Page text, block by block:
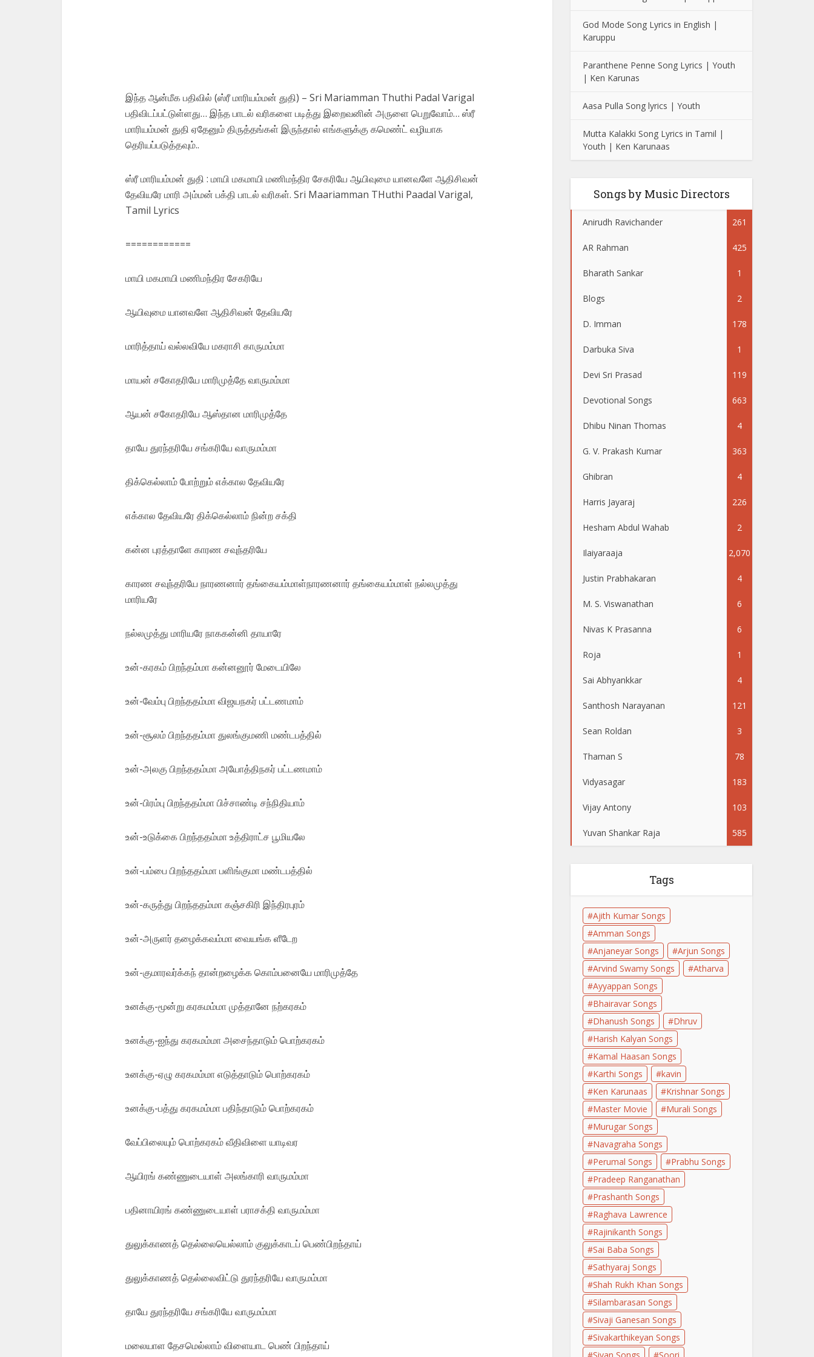
இந்த ஆன்மீக பதிவில் (ஸ்ரீ மாரியம்மன் துதி) – Sri Mariamman Thuthi Padal Varigal
பதிவிடப்பட்டுள்ளது… இந்த பாடல் வரிகளை படித்து இறைவனின் அருளை பெறுவோம்… ஸ்ரீ
மாரியம்மன் துதி ஏதேனும் திருத்தங்கள் இருந்தால் எங்களுக்கு கமெண்ட் வழியாக
தெரியப்படுத்தவும்..
ஸ்ரீ மாரியம்மன் துதி ‍: மாயி மகமாயி மணிமந்திர சேகரியே ஆயிவுமை யானவளே ஆதிசிவன்
தேவியரே மாரி அம்மன் பக்தி பாடல் வரிகள். Sri Maariamman THuthi Paadal Varigal,
Tamil Lyrics
============
மாயி மகமாயி மணிமந்திர சேகரியே
ஆயிவுமை யானவளே ஆதிசிவன் தேவியரே
மாரித்தாய் வல்லவியே மகராசி காருமம்மா
மாயன் சகோதரியே மாரிமுத்தே வாருமம்மா
ஆயன் சகோதரியே ஆஸ்தான மாரிமுத்தே
தாயே துரந்தரியே சங்கரியே வாருமம்மா
திக்கெல்லாம் போற்றும் எக்கால தேவியரே
எக்கால தேவியரே திக்கெல்லாம் நின்ற சக்தி
கன்ன புரத்தாளே காரண சவுந்தரியே
காரண சவுந்தரியே நாரணனார் தங்கையம்மாள்நாரணனார் தங்கையம்மாள் நல்லமுத்து
மாரியரே
நல்லமுத்து மாரியரே நாககன்னி தாயாரே
உன்-கரகம் பிறந்தம்மா கன்னனூர் மேடையிலே
உன்-வேம்பு பிறந்ததம்மா விஜயநகர் பட்டணமாம்
உன்-சூலம் பிறந்ததம்மா துலங்குமணி மண்டபத்தில்
உன்-அலகு பிறந்ததம்மா அயோத்திநகர் பட்டணமாம்
உன்-பிரம்பு பிறந்ததம்மா பிச்சாண்டி சந்நிதியாம்
உன்-உடுக்கை பிறந்ததம்மா உத்திராட்ச பூமியலே
உன்-பம்பை பிறந்ததம்மா பளிங்குமா மண்டபத்தில்
உன்-கருத்து பிறந்ததம்மா கஞ்சகிரி இந்திரபுரம்
உன்-அருளர் தழைக்கவம்மா வையங்க ளீடேற
உன்-குமாரவர்க்கந் தான்றழைக்க கொம்பனையே மாரிமுத்தே
உனக்கு-மூன்று கரகமம்மா முத்தானே நற்கரகம்
உனக்கு-ஐந்து கரகமம்மா அசைந்தாடும் பொற்கரகம்
உனக்கு-ஏழு கரகமம்மா எடுத்தாடும் பொற்கரகம்
உனக்கு-பத்து கரகமம்மா பதிந்தாடும் பொற்கரகம்
வேப்பிலையும் பொற்கரகம் வீதிவிளை யாடிவர
ஆயிரங் கண்ணுடையாள் அலங்காரி வாருமம்மா
பதினாயிரங் கண்ணுடையாள் பராசக்தி வாருமம்மா
துலுக்காணத் தெல்லையெல்லாம் குலுக்காடப் பெண்பிறந்தாய்
துலுக்காணத் தெல்லைவிட்டு துரந்தரியே வாருமம்மா
தாயே துரந்தரியே சங்கரியே வாருமம்மா
மலையாள தேசமெல்லாம் விளையாட பெண் பிறந்தாய்
God Mode Song Lyrics in English |
Karuppu
Paranthene Penne Song Lyrics | Youth
| Ken Karunas
Aasa Pulla Song lyrics | Youth
Mutta Kalakki Song Lyrics in Tamil |
Youth | Ken Karunaas
Songs by Music Directors
Anirudh Ravichander 261
AR Rahman 425
Bharath Sankar 1
Blogs 2
D. Imman 178
Darbuka Siva 1
Devi Sri Prasad 119
Devotional Songs 663
Dhibu Ninan Thomas 4
G. V. Prakash Kumar 363
Ghibran 4
Harris Jayaraj 226
Hesham Abdul Wahab 2
Ilaiyaraaja 2,070
Justin Prabhakaran 4
M. S. Viswanathan 6
Nivas K Prasanna 6
Roja 1
Sai Abhyankkar 4
Santhosh Narayanan 121
Sean Roldan 3
Thaman S 78
Vidyasagar 183
Vijay Antony 103
Yuvan Shankar Raja 585
Tags
Ajith Kumar Songs
Amman Songs
Anjaneyar Songs
Arjun Songs
Arvind Swamy Songs
Atharva
Ayyappan Songs
Bhairavar Songs
Dhanush Songs
Dhruv
Harish Kalyan Songs
Kamal Haasan Songs
Karthi Songs
kavin
Ken Karunaas
Krishnar Songs
Master Movie
Murali Songs
Murugar Songs
Navagraha Songs
Perumal Songs
Prabhu Songs
Pradeep Ranganathan
Prashanth Songs
Raghava Lawrence
Rajinikanth Songs
Sai Baba Songs
Sathyaraj Songs
Shah Rukh Khan Songs
Silambarasan Songs
Sivaji Ganesan Songs
Sivakarthikeyan Songs